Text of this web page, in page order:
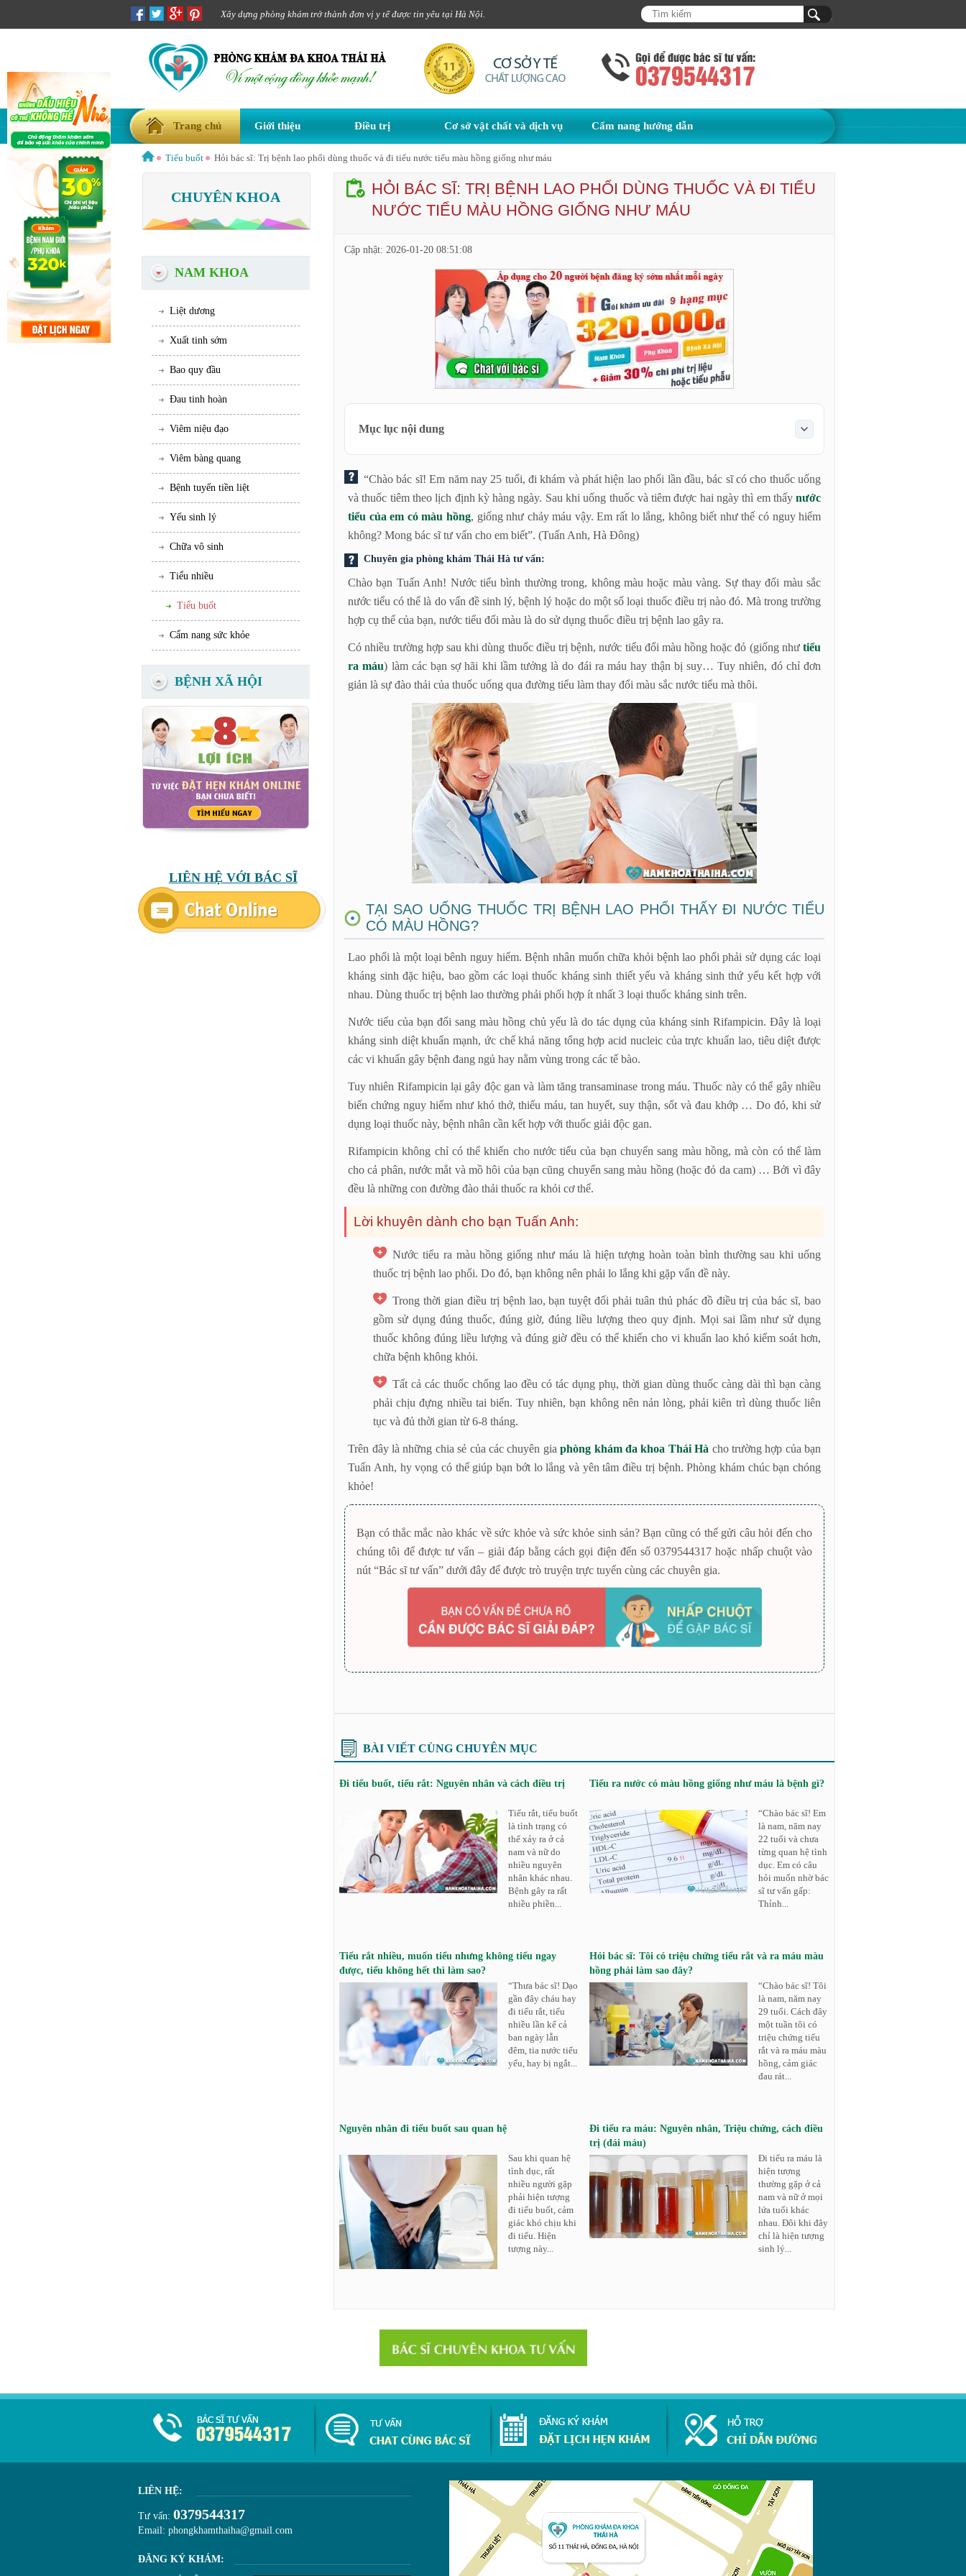
Xây dựng phòng khám trở thành đơn vị y tế được tin yêu tại Hà Nội.
Trang chủ Giới thiệu Điều trị Cơ sở vật chất và dịch vụ Cẩm nang hướng dẫn
Tiểu buốt Hỏi bác sĩ: Trị bệnh lao phổi dùng thuốc và đi tiểu nước tiểu màu hồng giống như máu
CHUYÊN KHOA
NAM KHOA
Liệt dương
Xuất tinh sớm
Bao quy đầu
Đau tinh hoàn
Viêm niệu đạo
Viêm bàng quang
Bệnh tuyến tiền liệt
Yếu sinh lý
Chữa vô sinh
Tiểu nhiều
Tiểu buốt
Cẩm nang sức khỏe
BỆNH XÃ HỘI
LIÊN HỆ VỚI BÁC SĨ
HỎI BÁC SĨ: TRỊ BỆNH LAO PHỔI DÙNG THUỐC VÀ ĐI TIỂU
NƯỚC TIỂU MÀU HỒNG GIỐNG NHƯ MÁU
Cập nhật: 2026-01-20 08:51:08
Mục lục nội dung
Lời khuyên dành cho bạn Tuấn Anh:
“Chào bác sĩ! Em năm nay 25 tuổi, đi khám và phát hiện lao phổi lần đầu, bác sĩ có cho thuốc uống
và thuốc tiêm theo lịch định kỳ hàng ngày. Sau khi uống thuốc và tiêm được hai ngày thì em thấynước
tiểu của em có màu hồng, giống như chảy máu vậy. Em rất lo lắng, không biết như thế có nguy hiểm
không? Mong bác sĩ tư vấn cho em biết”. (Tuấn Anh, Hà Đông)
Chuyên gia phòng khám Thái Hà tư vấn:
Chào bạn Tuấn Anh! Nước tiểu bình thường trong, không màu hoặc màu vàng. Sự thay đổi màu sắc
nước tiểu có thể là do vấn đề sinh lý, bệnh lý hoặc do một số loại thuốc điều trị nào đó. Mà trong trường
hợp cụ thể của bạn, nước tiểu đổi màu là do sử dụng thuốc điều trị bệnh lao gây ra.
Có nhiều trường hợp sau khi dùng thuốc điều trị bệnh, nước tiểu đổi màu hồng hoặc đỏ (giống nhưtiểu
ra máu) làm các bạn sợ hãi khi lầm tưởng là do đái ra máu hay thận bị suy… Tuy nhiên, đó chỉ đơn
giản là sự đào thải của thuốc uống qua đường tiểu làm thay đổi màu sắc nước tiểu mà thôi.
TẠI SAO UỐNG THUỐC TRỊ BỆNH LAO PHỔI THẤY ĐI NƯỚC TIỂU
CÓ MÀU HỒNG?
Lao phổi là một loại bênh nguy hiểm. Bệnh nhân muốn chữa khỏi bệnh lao phổi phải sử dụng các loại
kháng sinh đặc hiệu, bao gồm các loại thuốc kháng sinh thiết yếu và kháng sinh thứ yếu kết hợp với
nhau. Dùng thuốc trị bệnh lao thường phải phối hợp ít nhất 3 loại thuốc kháng sinh trên.
Nước tiểu của bạn đổi sang màu hồng chủ yếu là do tác dụng của kháng sinh Rifampicin. Đây là loại
kháng sinh diệt khuẩn mạnh, ức chế khả năng tổng hợp acid nucleic của trực khuẩn lao, tiêu diệt được
các vi khuẩn gây bệnh đang ngủ hay nằm vùng trong các tế bào.
Tuy nhiên Rifampicin lại gây độc gan và làm tăng transaminase trong máu. Thuốc này có thể gây nhiều
biến chứng nguy hiểm như khó thở, thiếu máu, tan huyết, suy thận, sốt và đau khớp … Do đó, khi sử
dụng loại thuốc này, bệnh nhân cần kết hợp với thuốc giải độc gan.
Rifampicin không chỉ có thể khiến cho nước tiểu của bạn chuyển sang màu hồng, mà còn có thể làm
cho cả phân, nước mắt và mồ hôi của bạn cũng chuyển sang màu hồng (hoặc đỏ da cam) … Bởi vì đây
đều là những con đường đào thải thuốc ra khỏi cơ thể.
Lời khuyên dành cho bạn Tuấn Anh:
Nước tiểu ra màu hồng giống như máu là hiện tượng hoàn toàn bình thường sau khi uống
thuốc trị bệnh lao phổi. Do đó, bạn không nên phải lo lắng khi gặp vấn đề này.
Trong thời gian điều trị bệnh lao, bạn tuyệt đối phải tuân thủ phác đồ điều trị của bác sĩ, bao
gồm sử dụng đúng thuốc, đúng giờ, đúng liều lượng theo quy định. Mọi sai lầm như sử dụng
thuốc không đúng liều lượng và đúng giờ đều có thể khiến cho vi khuẩn lao khó kiểm soát hơn,
chữa bệnh không khỏi.
Tất cả các thuốc chống lao đều có tác dụng phụ, thời gian dùng thuốc càng dài thì bạn càng
phải chịu đựng nhiều tai biến. Tuy nhiên, bạn không nên nản lòng, phải kiên trì dùng thuốc liên
tục và đủ thời gian từ 6-8 tháng.
Trên đây là những chia sẻ của các chuyên giaphòng khám đa khoa Thái Hà cho trường hợp của bạn
Tuấn Anh, hy vọng có thể giúp bạn bớt lo lắng và yên tâm điều trị bệnh. Phòng khám chúc bạn chóng
khỏe!
Bạn có thắc mắc nào khác về sức khỏe và sức khỏe sinh sản? Bạn cũng có thể gửi câu hỏi đến cho
chúng tôi để được tư vấn – giải đáp bằng cách gọi điện đến số 0379544317 hoặc nhấp chuột vào
nút “Bác sĩ tư vấn” dưới đây để được trò truyện trực tuyến cùng các chuyên gia.
BÀI VIẾT CÙNG CHUYÊN MỤC
Đi tiểu buốt, tiểu rắt: Nguyên nhân và cách điều trị
Tiểu rắt, tiểu buốt
là tình trạng có
thể xảy ra ở cả
nam và nữ do
nhiều nguyên
nhân khác nhau.
Bệnh gây ra rất
nhiều phiền...
Tiểu ra nước có màu hồng giống như máu là bệnh gì?
“Chào bác sĩ! Em
là nam, năm nay
22 tuổi và chưa
từng quan hệ tình
dục. Em có câu
hỏi muốn nhờ bác
sĩ tư vấn gấp:
Thỉnh...
Tiểu rắt nhiều, muốn tiểu nhưng không tiểu ngay
được, tiểu không hết thì làm sao?
“Thưa bác sĩ! Dạo
gần đây cháu hay
đi tiểu rắt, tiểu
nhiều lần kể cả
ban ngày lẫn
đêm, tia nước tiểu
yếu, hay bị ngắt...
Hỏi bác sĩ: Tôi có triệu chứng tiểu rắt và ra máu màu
hồng phải làm sao đây?
“Chào bác sĩ! Tôi
là nam, năm nay
29 tuổi. Cách đây
một tuần tôi có
triệu chứng tiểu
rắt và ra máu màu
hồng, cảm giác
đau rát...
Nguyên nhân đi tiểu buốt sau quan hệ
Sau khi quan hệ
tình dục, rất
nhiều người gặp
phải hiện tượng
đi tiểu buốt, cảm
giác khó chịu khi
đi tiểu. Hiện
tượng này...
Đi tiểu ra máu: Nguyên nhân, Triệu chứng, cách điều
trị (đái máu)
Đi tiểu ra máu là
hiện tượng
thường gặp ở cả
nam và nữ ở mọi
lứa tuổi khác
nhau. Đôi khi đây
chỉ là hiện tượng
sinh lý...
LIÊN HỆ:
Tư vấn: 0379544317
Email: phongkhamthaiha@gmail.com
ĐĂNG KÝ KHÁM: